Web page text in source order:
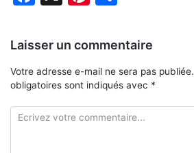
Laisser un commentaire
Votre adresse e-mail ne sera pas publiée.
obligatoires sont indiqués avec *